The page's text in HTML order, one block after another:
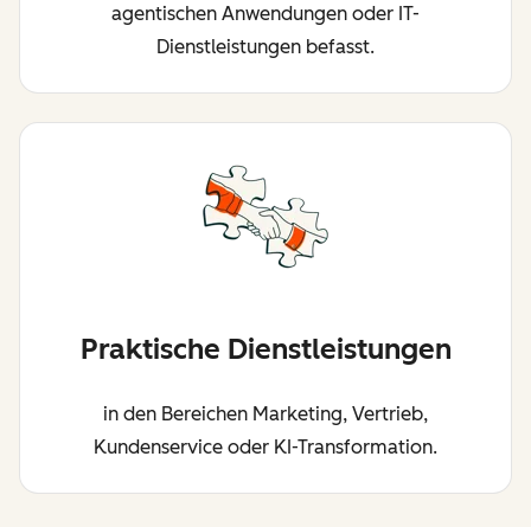
agentischen Anwendungen oder IT-
Dienstleistungen befasst.
Praktische Dienstleistungen
in den Bereichen Marketing, Vertrieb,
Kundenservice oder KI-Transformation.